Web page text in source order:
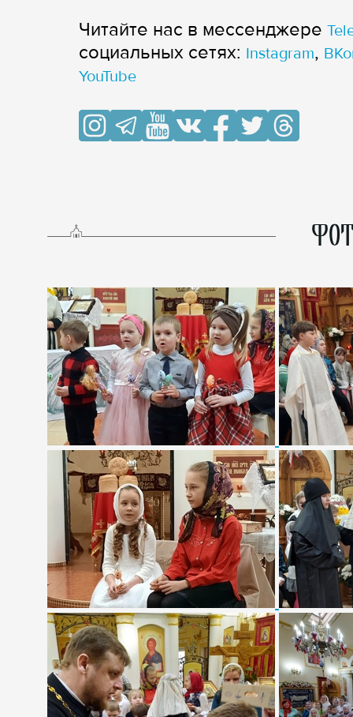
Читайте нас в мессенджере
cоциальных сетях: Instagram,
YouTube